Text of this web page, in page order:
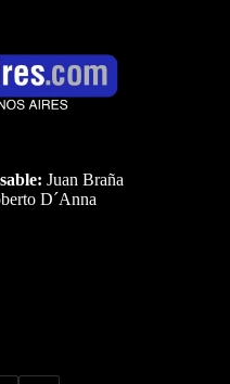
Juan Braña
D´Anna